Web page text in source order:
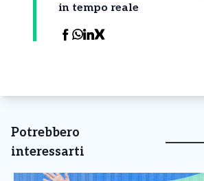
in tempo reale
Potrebbero
interessarti